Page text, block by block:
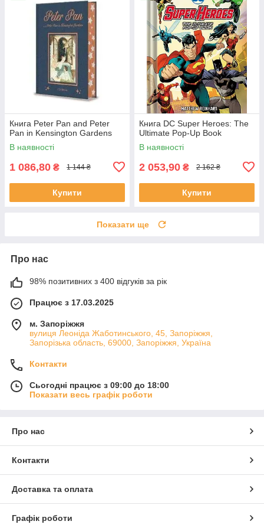
Книга Peter Pan and Peter
Pan in Kensington Gardens
В наявності
1 086,80 ₴ 1 144 ₴
Купити
Книга DC Super Heroes: The
Ultimate Pop-Up Book
В наявності
2 053,90 ₴ 2 162 ₴
Купити
Показати ще
Про нас
98% позитивних з 400 відгуків за рік
Працює з 17.03.2025
м. Запоріжжя
вулиця Леоніда Жаботинського, 45, Запоріжжя,
Запорізька область, 69000, Запоріжжя, Україна
Контакти
Сьогодні працює з 09:00 до 18:00
Показати весь графік роботи
Про нас
Контакти
Доставка та оплата
Графік роботи